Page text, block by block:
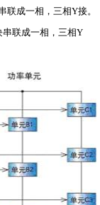
成一相，三相Y接。
联成一相，三相Y